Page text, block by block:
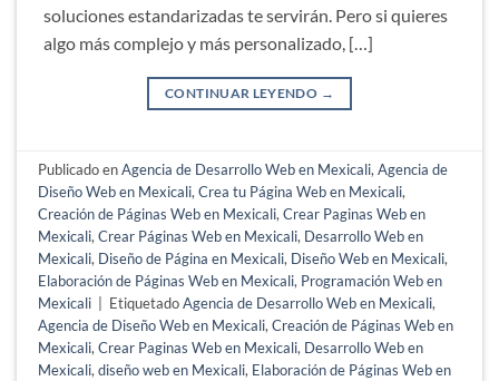
soluciones estandarizadas te servirán. Pero si quieres
algo más complejo y más personalizado, […]
CONTINUAR LEYENDO →
Publicado enAgencia de Desarrollo Web en Mexicali,Agencia de
Diseño Web en Mexicali,Crea tu Página Web en Mexicali,
Creación de Páginas Web en Mexicali,Crear Paginas Web en
Mexicali,Crear Páginas Web en Mexicali, Desarrollo Web en
Mexicali, Diseño de Página en Mexicali, Diseño Web en Mexicali,
Elaboración de Páginas Web en Mexicali, Programación Web en
Mexicali
EtiquetadoAgencia de Desarrollo Web en Mexicali,
Agencia de Diseño Web en Mexicali,Creación de Páginas Web en
Mexicali,Crear Paginas Web en Mexicali, Desarrollo Web en
Mexicali,diseño web en Mexicali, Elaboración de Páginas Web en